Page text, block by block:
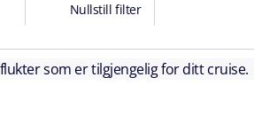
Nullstill filter
som er tilgjengelig for ditt cruise.